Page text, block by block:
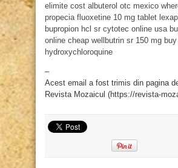
elimite cost albuterol otc mexico
propecia fluoxetine 10 mg tablet
bupropion hcl sr cytotec online usa
online cheap wellbutrin sr 150 mg buy
hydroxychloroquine
–
Acest email a fost trimis din pagina
Revista Mozaicul (https://revista-